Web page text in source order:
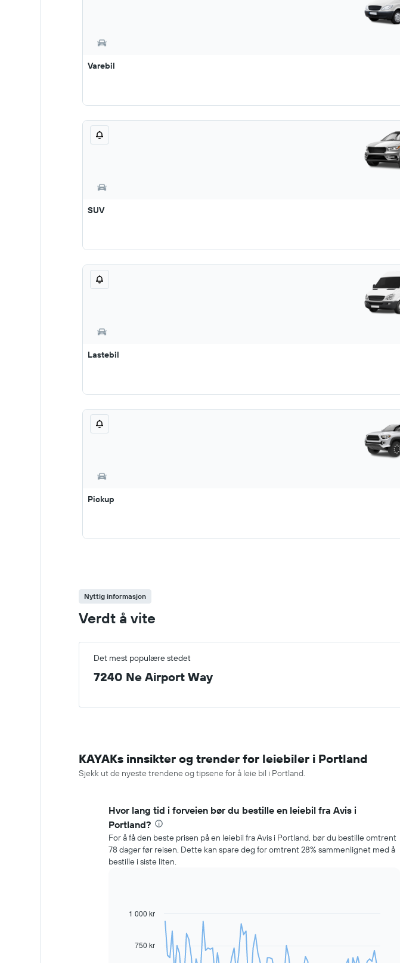
Varebil
SUV
Lastebil
Pickup
Nyttig informasjon
Verdt å vite
Det mest populære stedet
7240 Ne Airport Way
KAYAKs innsikter og trender for leiebiler i Portland
Sjekk ut de nyeste trendene og tipsene for å leie bil i Portland.
Hvor lang tid i forveien bør du bestille en leiebil fra Avis i
Portland?
For å få den beste prisen på en leiebil fra Avis i Portland, bør du bestille omtrent
78 dager før reisen. Dette kan spare deg for omtrent 28% sammenlignet med å
bestille i siste liten.
Line
data
Chart
750 kr
1 000 kr